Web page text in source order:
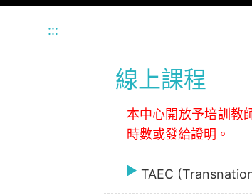
:::
線上課程
本中心開放予培訓教
時數或發給證明。
TAEC